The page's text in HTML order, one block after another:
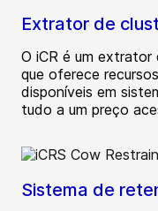
Extrator de
O iCR é um
que oferece
disponíveis em
tudo a um preço
Sistema de